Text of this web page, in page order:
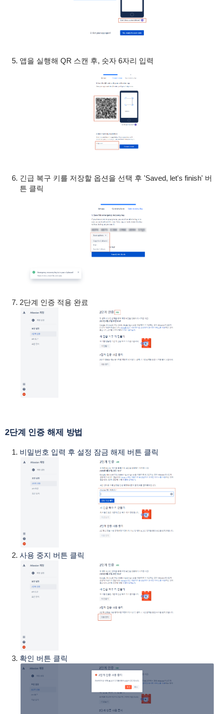
앱을 실행해 QR 스캔 후, 숫자 6자리 입력
긴급 복구 키를 저장할 옵션을 선택 후 'Saved, let's finish' 버
튼 클릭
2단계 인증 적용 완료
2단계 인증 해제 방법
비밀번호 입력 후 설정 잠금 해제 버튼 클릭
사용 중지 버튼 클릭
확인 버튼 클릭